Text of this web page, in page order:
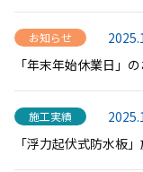
お知らせ
「年末年始休業日」
施工実績
「浮力起伏式防水板